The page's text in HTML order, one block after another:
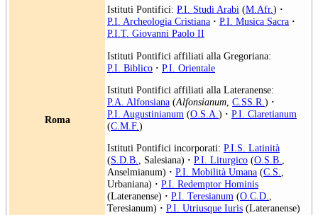
Roma
Istituti Pontifici: P.I. Studi Arabi (M.Afr.) ·
P.I. Archeologia Cristiana · P.I. Musica Sacra ·
P.I.T. Giovanni Paolo II
Istituti Pontifici affiliati alla Gregoriana:
P.I. Biblico · P.I. Orientale
Istituti Pontifici affiliati alla Lateranense:
P.A. Alfonsiana (Alfonsianum C.SS.R. ) ·
P.I. Augustinianum (O.S.A. ) · P.I. Claretianum
(C.M.F.)
Istituti Pontifici incorporati: P.I.S. Latinità
(S.D.B., Salesiana) · P.I. Liturgico (O.S.B.,
Anselmianum) · P.I. Mobilità Umana (C.S.,
Urbaniana) · P.I. Redemptor Hominis
(Lateranense) · P.I. Teresianum (O.C.D.,
Teresianum) · P.I. Utriusque Iuris (Lateranense)